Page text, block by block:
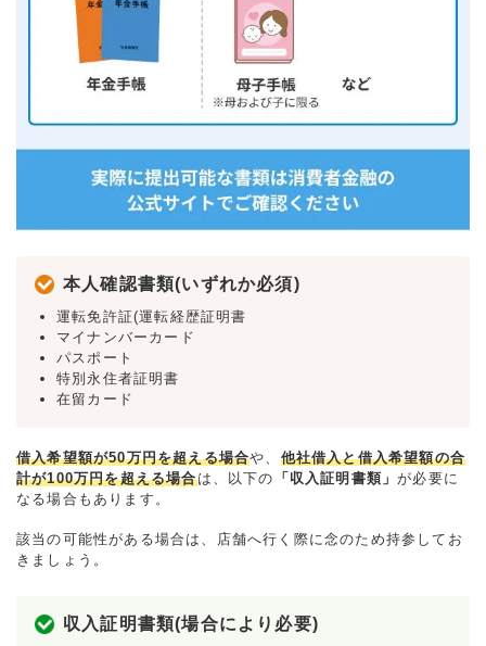
本人確認書類(いずれか必須)
運転免許証(運転経歴証明書
マイナンバーカード
パスポート
特別永住者証明書
在留カード
借入希望額が50万円を超える場合や、 他社借入と借入希望額の合
計が100万円を超える場合は、以下の 「収入証明書類」が必要に
なる場合もあります。
該当の可能性がある場合は、店舗へ行く際に念のため持参してお
きましょう。
収入証明書類(場合により必要)